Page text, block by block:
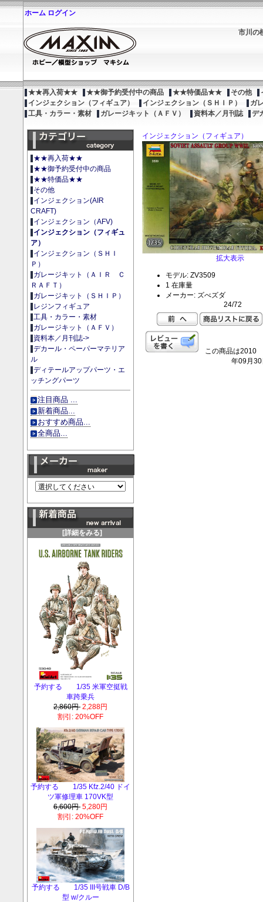
ホーム ログイン
市川の
★★再入荷★★ ★★御予約受付中の商品 ★★特価品★★ その他
インジェクション（フィギュア）
インジェクション（ＳＨＩＰ）
ガ
工具・カラー・素材
ガレージキット（ＡＦＶ） 資料本／月刊誌 デ
★★再入荷★★
★★御予約受付中の商品
★★特価品★★
その他
インジェクション(AIR
CRAFT)
インジェクション（AFV)
インジェクション（フィギュ
ア）
インジェクション（ＳＨＩ
Ｐ）
ガレージキット（ＡＩＲ Ｃ
ＲＡＦＴ）
ガレージキット（ＳＨＩＰ）
レジンフィギュア
工具・カラー・素材
ガレージキット（ＡＦＶ）
資料本／月刊誌->
デカール・ペーパーマテリア
ル
ディテールアップパーツ・エ
ッチングパーツ
注目商品 ...
新着商品...
おすすめ商品...
全商品...
[詳細をみる]
予約する 1/35 米軍空挺戦
車跨乗兵
2,860円 2,288円
割引: 20%OFF
予約する 1/35 Kfz.2/40 ドイ
ツ軍修理車 170VK型
6,600円 5,280円
割引: 20%OFF
予約する 1/35 III号戦車 D/B
型 w/クルー
インジェクション（フィギュア）
拡大表示
モデル: ZV3509
1 在庫量
メーカー: ズべズダ
24/72
この商品は2010
年09月